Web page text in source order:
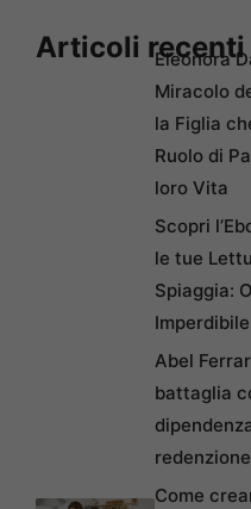
Articoli recenti
Eleonora
Miracolo
la Figlia
Ruolo di
loro Vita
Scopri
le tue
Spiaggia:
Abel
battaglia
Come